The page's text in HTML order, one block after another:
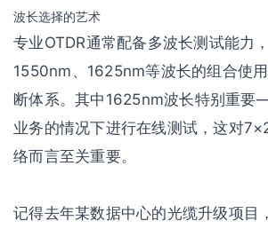
波长选择的艺术
专业OTDR通常配备多波长测试能力
1550nm、1625nm等波长的组合使
断体系。其中1625nm波长特别重
业务的情况下进行在线测试，这对
络而言至关重要。
记得去年某数据中心的光缆升级项目